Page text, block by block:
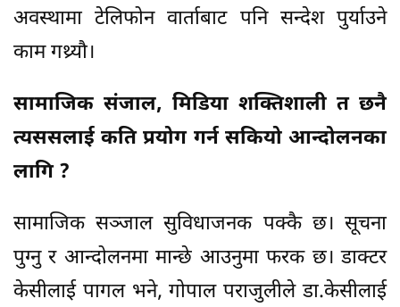
अवस्थामा टेलिफोन वार्ताबाट पनि सन्देश पुर्याउने
काम गथ्र्यौ।
सामाजिक संजाल, मिडिया शक्तिशाली त छनै
त्यससलाई कति प्रयोग गर्न सकियो आन्दोलनका
लागि ?
सामाजिक सञ्जाल सुविधाजनक पक्कै छ। सूचना
पुग्नु र आन्दोलनमा मान्छे आउनुमा फरक छ। डाक्टर
केसीलाई पागल भने, गोपाल पराजुलीले डा.केसीलाई